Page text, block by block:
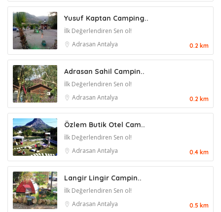
Yusuf Kaptan Camping..
İlk Değerlendiren Sen ol!
Adrasan Antalya 0.2 km
Adrasan Sahil Campin..
İlk Değerlendiren Sen ol!
Adrasan Antalya 0.2 km
Özlem Butik Otel Cam..
İlk Değerlendiren Sen ol!
Adrasan Antalya 0.4 km
Langir Lingir Campin..
İlk Değerlendiren Sen ol!
Adrasan Antalya 0.5 km